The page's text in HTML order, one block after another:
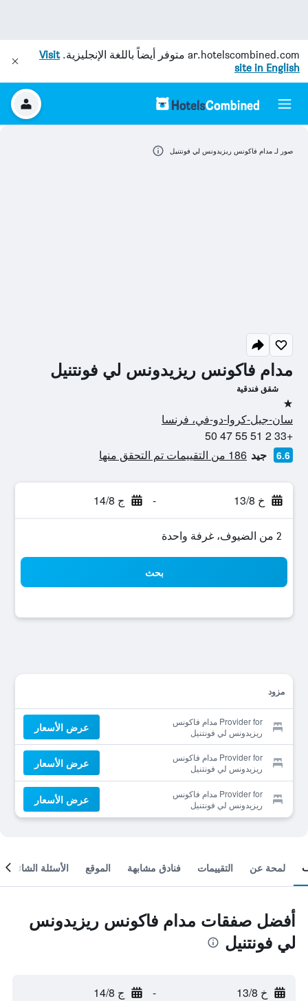
ar.hotelscombined.com متوفر أيضاً باللغة الإنجليزية.Visit
site in English
مدام فاكونس ريزيدونس لي فونتنيل
شقق فندقية
نجمة واحدة
سان-جيل-كروا-دو-في، فرنسا
+33 2 51 55 47 50
6.6 جيد 186 من التقييمات تم التحقق منها
خ 13/8 - ج 14/8
2 من الضيوف، غرفة واحدة
بحث
مزود
Provider for مدام فاكونس
ريزيدونس لي فونتنيل
عرض الأسعار
Provider for مدام فاكونس
ريزيدونس لي فونتنيل
عرض الأسعار
Provider for مدام فاكونس
ريزيدونس لي فونتنيل
عرض الأسعار
صور لـ مدام فاكونس ريزيدونس لي فونتنيل
لمحة عن التقييمات فنادق مشابهة الموقع الأسئلة الشائعة
أفضل صفقات مدام فاكونس ريزيدونس
لي فونتنيل
خ 13/8 - ج 14/8